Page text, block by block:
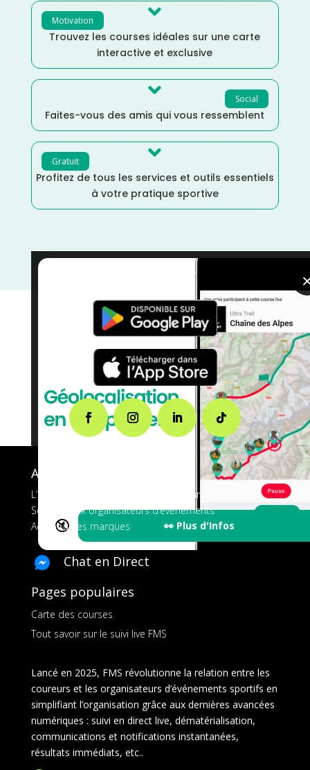
Motivation 
Trouvez les courses idéales sur une carte
interactive et exclusive
Social

Faites-vous des amis qui vous ressemblent
Gratuit 
Profitez de tous les services et outils essentiels
à votre pratique sportive
🔇 👀 Plus d'Infos
A propos de FMS
L’application tout-en-un pour les coureurs
Services aux organisateurs d’événements
Ads pour les marques
Chat en Direct
Pages populaires
Carte des courses
Tout savoir sur le suivi live FMS
Lancé en 2025, FMS révolutionne la relation entre les
coureurs et les organisateurs d’événements sportifs en
simplifiant l’organisation grâce aux dernières avancées
numériques : suivi en direct live, dématérialisation,
communications et notifications instantanées,
résultats immédiats, etc..